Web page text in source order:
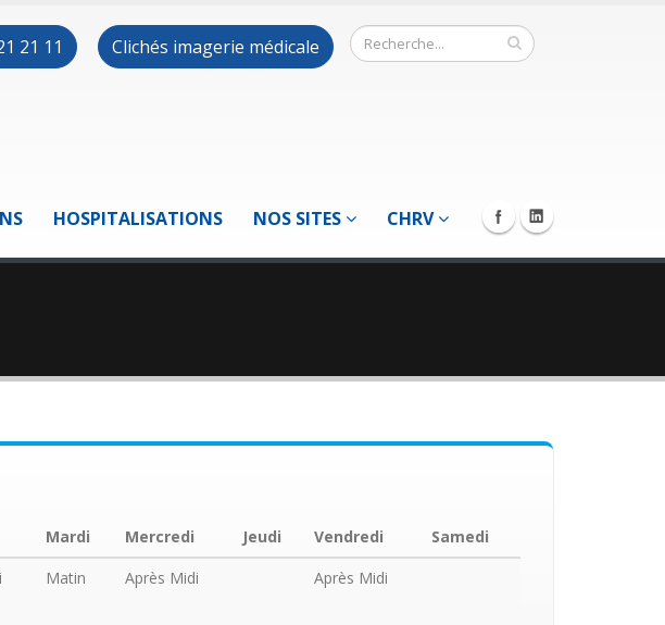
21 11 Clichés imagerie médicale
HOSPITALISATIONS NOS SITES CHRV
Mardi Mercredi Jeudi Vendredi
Samedi
Matin Après Midi Après Midi